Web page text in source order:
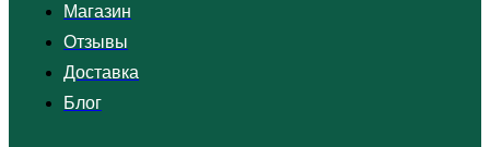
Магазин
Отзывы
Доставка
Блог